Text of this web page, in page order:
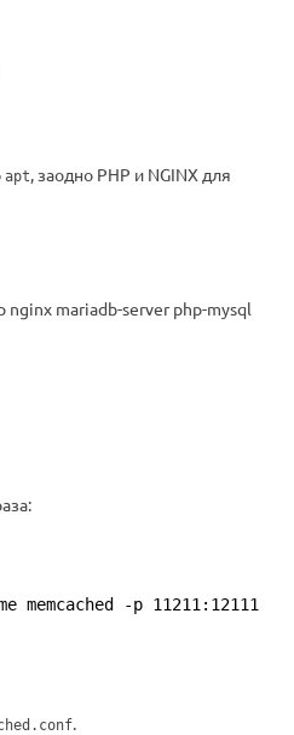
apt, заодно PHP и NGINX для
mariadb-server php-mysql
memcached -p 11211:12111
.